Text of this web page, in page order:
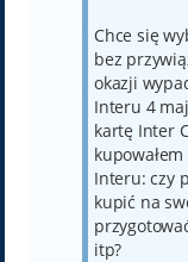
Chce się
bez
okazji
Interu 4
kartę Inter
Interu: czy
kupić na
itp?